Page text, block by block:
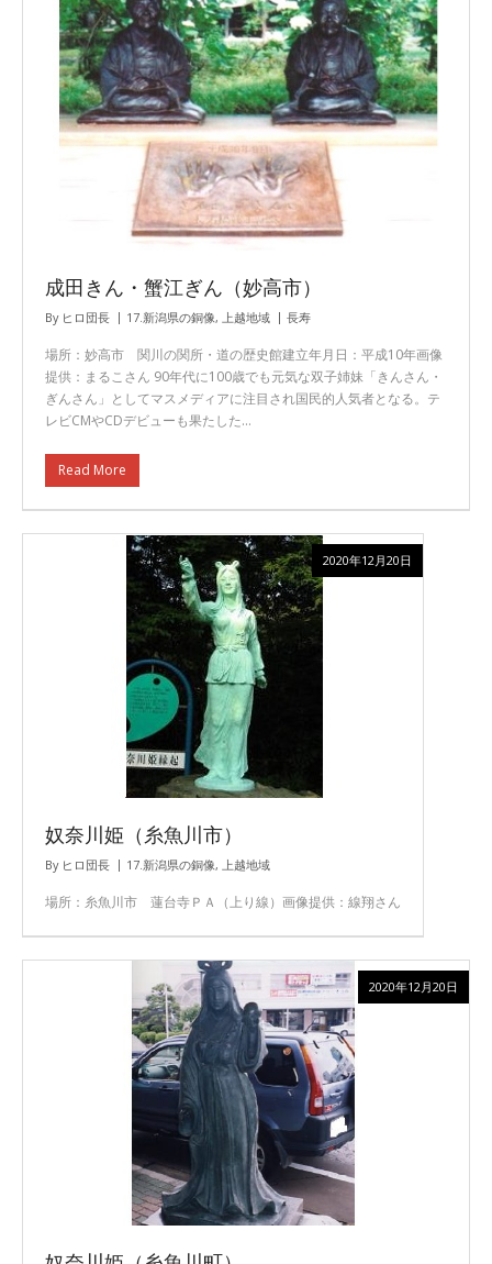
成田きん・蟹江ぎん（妙高市）
By ヒロ団長 17.新潟県の銅像, 上越地域 長寿
場所：妙高市 関川の関所・道の歴史館建立年月日：平成10年画像
提供：まるこさん 90年代に100歳でも元気な双子姉妹「きんさん・
ぎんさん」としてマスメディアに注目され国民的人気者となる。テ
レビCMやCDデビューも果たした…
Read More
奴奈川姫（糸魚川市）
By ヒロ団長 17.新潟県の銅像, 上越地域
場所：糸魚川市 蓮台寺ＰＡ（上り線）画像提供：線翔さん
2020年12月20日
2020年12月20日